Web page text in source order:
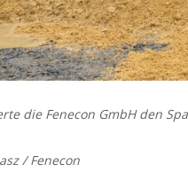
die Fenecon GmbH den
/ Fenecon